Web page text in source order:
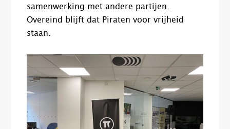
samenwerking met andere partijen.
Overeind blijft dat Piraten voor vrijheid
staan.